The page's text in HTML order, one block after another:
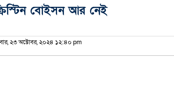
বোইসন আর নেই
২৩ অক্টোবর, ২০২৪ ১২:৪০ pm